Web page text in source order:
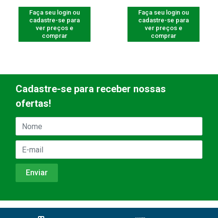
Faça seu login ou
cadastre-se para
ver preços e
comprar
Faça seu login ou
cadastre-se para
ver preços e
comprar
Cadastre-se para receber nossas
ofertas!